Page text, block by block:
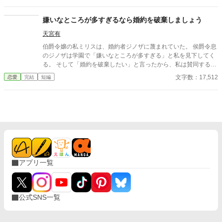
嫌いなところが多すぎるなら婚約を破棄しましょう
天宮有
伯爵令嬢の私ミリスは、婚約者ジノザに蔑まれていた。 侯爵令息
のジノザは学園で「嫌いなところが多すぎる」と私を見下してく
る。 そして「婚約を破棄したい」と言ったから、私は賛同するこ
とにした。 どうやらジノザは公爵令嬢と婚約して、貶めた私を愛
人にするつもりでいたらしい。 そのために学園での評判を下げて
恋愛 完結 短編 文字数：17,512
アプリ一覧
公式SNS一覧